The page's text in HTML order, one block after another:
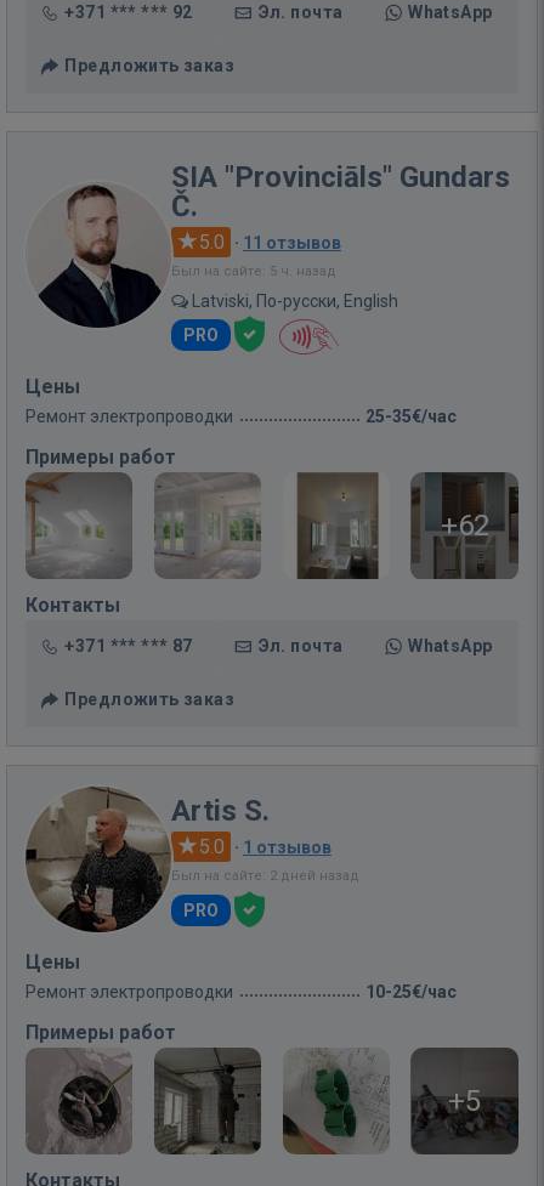
+371 *** *** 92 Эл. почта WhatsApp
Предложить заказ
SIA "Provinciāls" Gundars
Č.
5.0 · 11 отзывов
Был на сайте: 5 ч. назад
Latviski, По-русски, English
PRO
Цены
Ремонт электропроводки 25-35€/час
Примеры работ
+62
Контакты
+371 *** *** 87 Эл. почта WhatsApp
Предложить заказ
Artis S.
5.0 · 1 отзывов
Был на сайте: 2 дней назад
PRO
Цены
Ремонт электропроводки 10-25€/час
Примеры работ
+5
Контакты